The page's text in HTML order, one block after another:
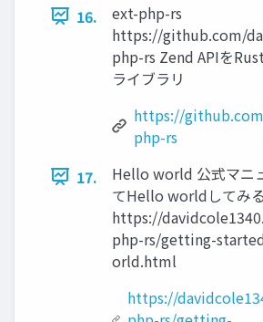
16.
ext-php-rs
https://github.com/
php-rs Zend APIを
ライブラリ
https://
php-rs
17.
Hello world 公式マニ
てHello worldしてみる
https://
php-rs/getting-
orld.html
https://